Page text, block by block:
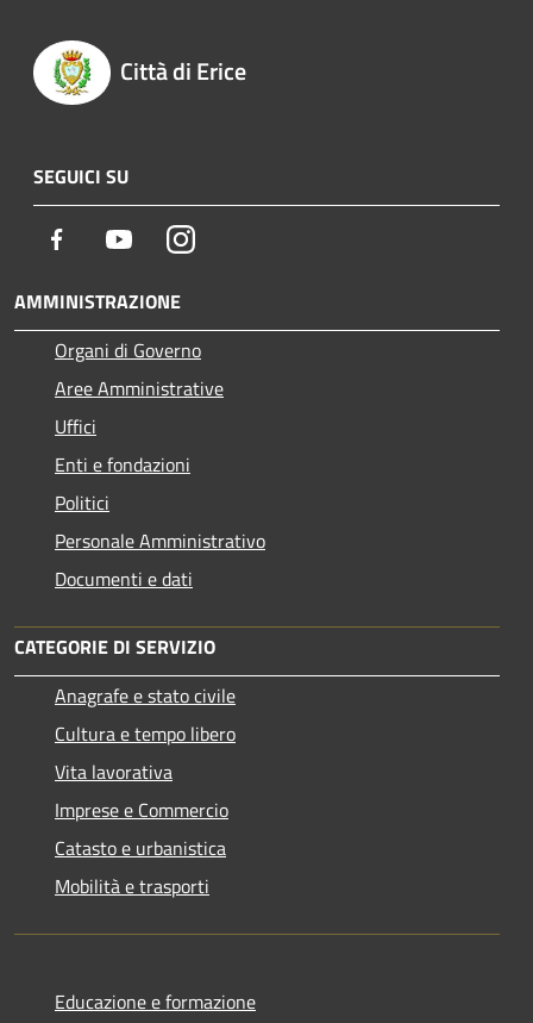
Città di Erice
SEGUICI SU
Facebook YoutubeInstagram
AMMINISTRAZIONE
Organi di Governo
Aree Amministrative
Uffici
Enti e fondazioni
Politici
Personale Amministrativo
Documenti e dati
CATEGORIE DI SERVIZIO
Anagrafe e stato civile
Cultura e tempo libero
Vita lavorativa
Imprese e Commercio
Catasto e urbanistica
Mobilità e trasporti
Educazione e formazione